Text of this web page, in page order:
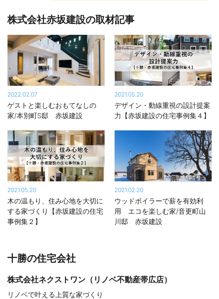
株式会社赤坂建設の取材記事
2022.02.07
ゲストと楽しむおもてなしの
家/本別町S邸 赤坂建設
2021.05.20
デザイン・動線重視の設計提案
力【赤坂建設の住宅事例集４】
2021.05.20
木の温もり、住み心地を大切に
する家づくり【赤坂建設の住宅
事例集２】
2021.02.20
ウッドボイラーで薪を有効利
用 エコを楽しむ家/音更町山
川邸 赤坂建設
十勝の住宅会社
株式会社ネクストワン（リノベ不動産帯広店）
リノベで叶える上質な家づくり